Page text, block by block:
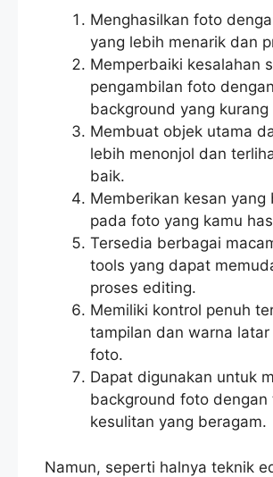
Menghasilkan foto
yang lebih menarik dan
Memperbaiki kesalahan
pengambilan foto
background yang kurang
Membuat objek utama
lebih menonjol dan
baik.
Memberikan kesan yang
pada foto yang kamu
Tersedia berbagai
tools yang dapat
proses editing.
Memiliki kontrol penuh
tampilan dan warna latar
foto.
Dapat digunakan untuk
background foto dengan
kesulitan yang beragam.
Namun, seperti halnya teknik